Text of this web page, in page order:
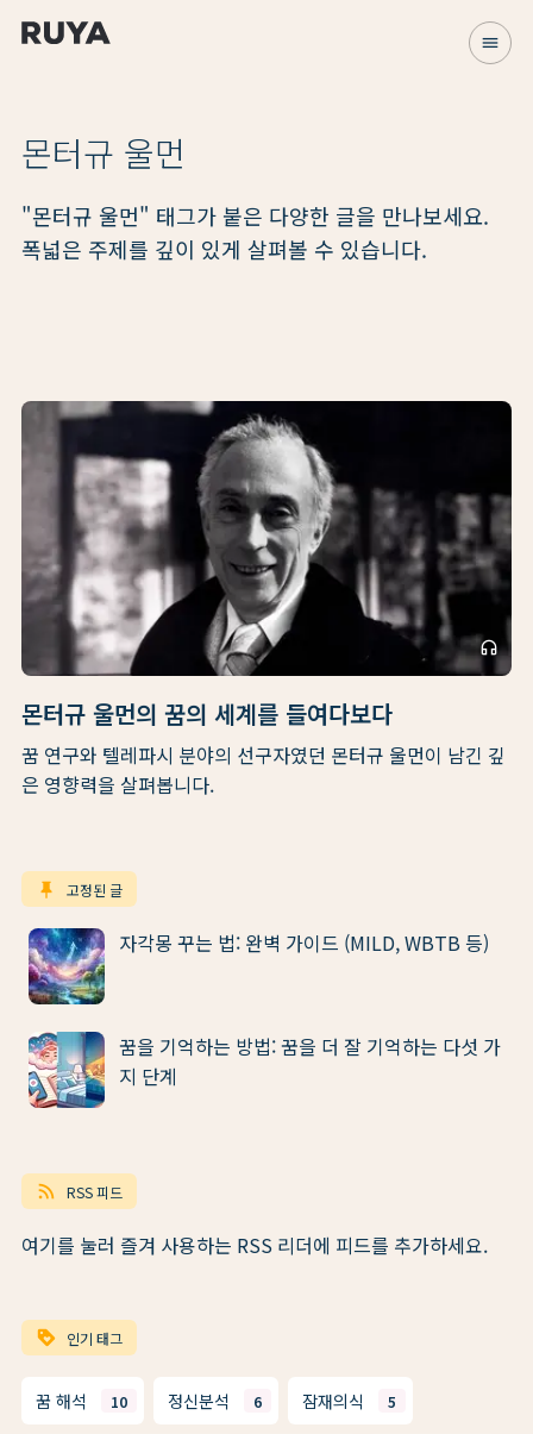
menu
몬터규 울먼
"몬터규 울먼" 태그가 붙은 다양한 글을 만나보세요.
폭넓은 주제를 깊이 있게 살펴볼 수 있습니다.
headphones
몬터규 울먼의 꿈의 세계를 들여다보다
꿈 연구와 텔레파시 분야의 선구자였던 몬터규 울먼이 남긴 깊
은 영향력을 살펴봅니다.
keep 고정된 글
자각몽 꾸는 법: 완벽 가이드 (MILD, WBTB 등)
꿈을 기억하는 방법: 꿈을 더 잘 기억하는 다섯 가
지 단계
rss_feed RSS 피드
여기를 눌러 즐겨 사용하는 RSS 리더에 피드를 추가하세요.
loyalty 인기 태그
꿈 해석 10 정신분석 6 잠재의식 5